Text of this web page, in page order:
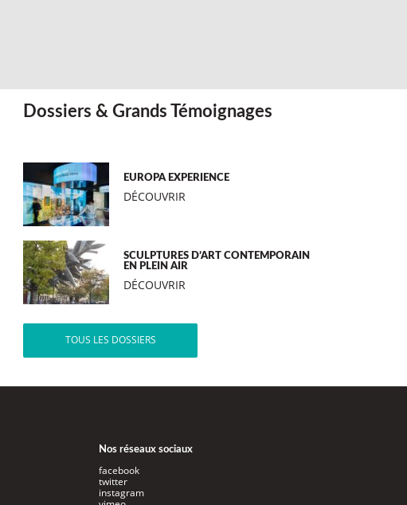
Dossiers & Grands Témoignages
EUROPA EXPERIENCE
DÉCOUVRIR
SCULPTURES D’ART CONTEMPORAIN
EN PLEIN AIR
DÉCOUVRIR
TOUS LES DOSSIERS
Nos réseaux sociaux
facebook
twitter
instagram